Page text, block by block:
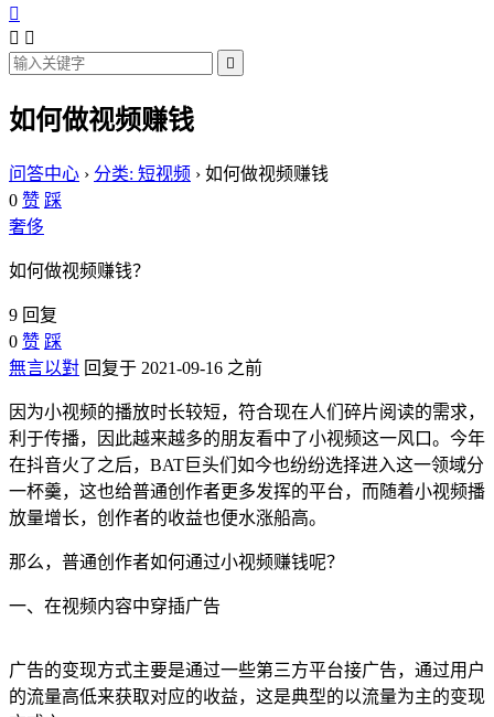

 

如何做视频赚钱
问答中心 › 分类: 短视频 › 如何做视频赚钱
0 赞 踩
奢侈
如何做视频赚钱？
9 回复
0 赞 踩
無言以對 回复于 2021-09-16 之前
因为小视频的播放时长较短，符合现在人们碎片阅读的需求，
利于传播，因此越来越多的朋友看中了小视频这一风口。今年
在抖音火了之后，BAT巨头们如今也纷纷选择进入这一领域分
一杯羹，这也给普通创作者更多发挥的平台，而随着小视频播
放量增长，创作者的收益也便水涨船高。
那么，普通创作者如何通过小视频赚钱呢？
一、在视频内容中穿插广告
广告的变现方式主要是通过一些第三方平台接广告，通过用户
的流量高低来获取对应的收益，这是典型的以流量为主的变现